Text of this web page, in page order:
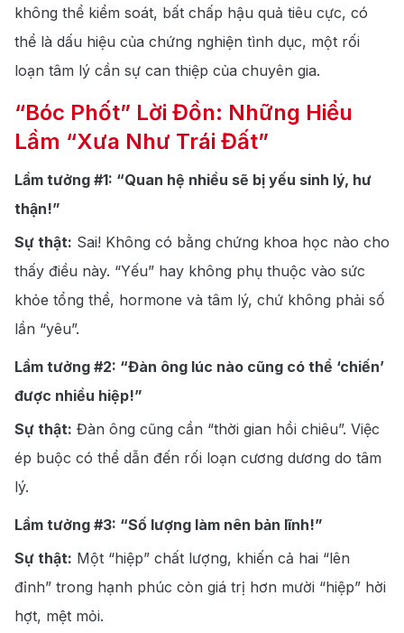
không thể kiểm soát, bất chấp hậu quả tiêu cực, có
thể là dấu hiệu của chứng nghiện tình dục, một rối
loạn tâm lý cần sự can thiệp của chuyên gia.
“Bóc Phốt” Lời Đồn: Những Hiểu
Lầm “Xưa Như Trái Đất”
Lầm tưởng #1: “Quan hệ nhiều sẽ bị yếu sinh lý, hư
thận!”
Sự thật: Sai! Không có bằng chứng khoa học nào cho
thấy điều này. “Yếu” hay không phụ thuộc vào sức
khỏe tổng thể, hormone và tâm lý, chứ không phải số
lần “yêu”.
Lầm tưởng #2: “Đàn ông lúc nào cũng có thể ‘chiến’
được nhiều hiệp!”
Sự thật: Đàn ông cũng cần “thời gian hồi chiêu”. Việc
ép buộc có thể dẫn đến rối loạn cương dương do tâm
lý.
Lầm tưởng #3: “Số lượng làm nên bản lĩnh!”
Sự thật: Một “hiệp” chất lượng, khiến cả hai “lên
đỉnh” trong hạnh phúc còn giá trị hơn mười “hiệp” hời
hợt, mệt mỏi.